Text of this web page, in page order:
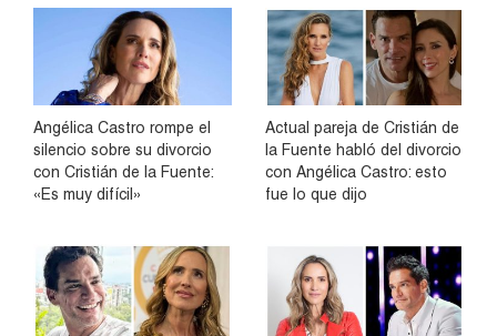
Angélica Castro rompe el
silencio sobre su divorcio
con Cristián de la Fuente:
«Es muy difícil»
Actual pareja de Cristián de
la Fuente habló del divorcio
con Angélica Castro: esto
fue lo que dijo